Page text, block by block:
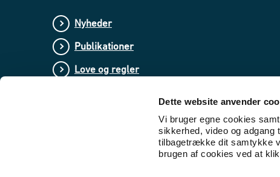
Dette website anvender
Vi bruger egne cookies
sikkerhed, video og
tilbagetrække dit samtykke
brugen af cookies ved at
Nyheder
Publikationer
Love og regler